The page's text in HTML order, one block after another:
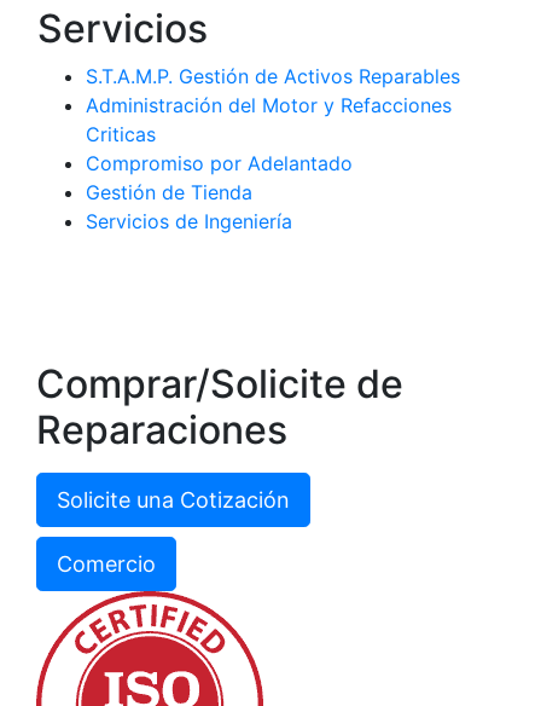
Servicios
S.T.A.M.P. Gestión de Activos Reparables
Administración del Motor y Refacciones
Criticas
Compromiso por Adelantado
Gestión de Tienda
Servicios de Ingeniería
Comprar/Solicite de
Reparaciones
Solicite una Cotización
Comercio